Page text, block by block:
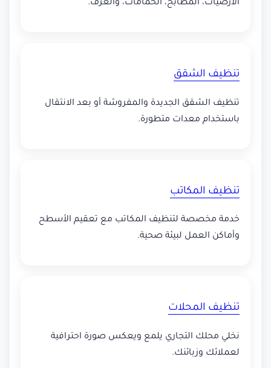
الأرضيات، المطابخ، الحمامات، والغرف.
تنظيف الشقق
تنظيف الشقق الجديدة والمفروشة أو بعد الانتقال
باستخدام معدات متطورة.
تنظيف المكاتب
خدمة مخصصة لتنظيف المكاتب مع تعقيم الأسطح
وأماكن العمل لبيئة صحية.
تنظيف المحلات
نخلي محلك التجاري يلمع ويعكس صورة احترافية
لعملائك وزبائنك.